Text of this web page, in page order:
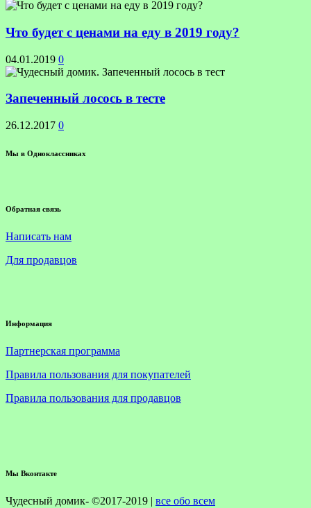
Что будет с ценами на еду в 2019 году?
04.01.2019 0
Запеченный лосось в тесте
26.12.2017 0
Мы в Одноклассниках
Обратная связь
Написать нам
Для продавцов
Информация
Партнерская программа
Правила пользования для покупателей
Правила пользования для продавцов
Мы Вконтакте
Чудесный домик- ©2017-2019 | все обо всем